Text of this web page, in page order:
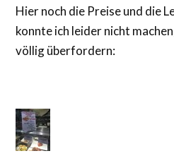
Hier noch die Preise und die
konnte ich leider nicht
völlig überfordern: